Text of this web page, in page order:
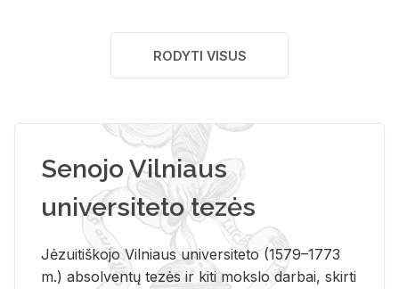
RODYTI VISUS
Senojo Vilniaus
universiteto tezės
Jėzuitiškojo Vilniaus universiteto (1579–1773
m.) absolventų tezės ir kiti mokslo darbai, skirti